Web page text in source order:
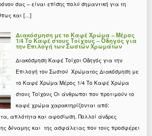
σας – είναι επίσης πολύ σημαντική για τη
και […]
Διακόσμηση με το Καφέ Χρώμα – Μέρος
1/4 Το Καφέ στους Τοίχους – Οδηγός για
την Επιλογή των Σωστών Χρωμάτων
Διακόσμηση Καφέ Τοίχοι Οδηγός για την
Επιλογή του Σωστού Χρώματος Διακόσμηση με
το Καφέ Χρώμα Μέρος 1/4 Το Καφέ Χρώμα
στους Τοίχους Οι άνθρωποι που προτιμούν το
καφέ χρώμα χαρακτηρίζονται από:
απλότητα και αφοσίωση. Πολλοί άνδρες
δύναμης και της ασφάλειας που τους προσφέρει